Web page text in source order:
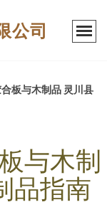
公司
板与木制品 灵川县
与木制
品指南